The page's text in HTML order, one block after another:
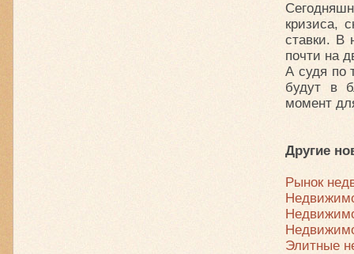
кризиса,
ставки. В
почти на
А судя по
будут в
момент
Другие
Рынок
Элитные